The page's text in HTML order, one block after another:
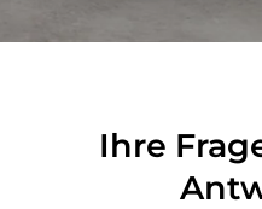
Ihre